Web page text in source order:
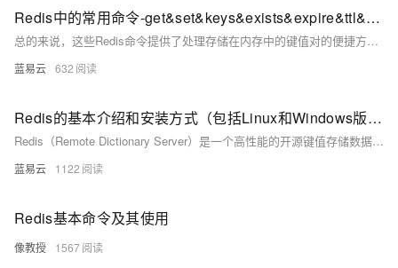
Redis中的常用命令-get&set&keys&exists&expire&ttl&type的详细解析
总的来说，这些Redis命令提供了处理存储在内存中的键值对的便捷方式。通过理解和运用它们，你可以更有效地在Redis中操作数据，使其更好地服务于你的应用。
蓝易云 632
Redis的基本介绍和安装方式（包括Linux和Windows版本），以及常用命令的演示
Redis（Remote Dictionary Server）是一个高性能的开源键值存储数据库。它支持字符串、列表、散列、集合等多种数据类型，具有持久化、发布/订阅等高级功能。由于其出色的性能和广泛的使用场景，Redis在应用程序中常作为高速缓存、消息队列等用途。
蓝易云 1122
Redis基本命令及其使用
像教授 1567